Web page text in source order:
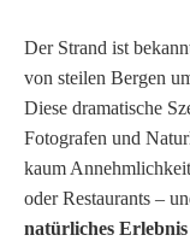
Der Strand ist
von steilen Bergen
Diese dramatische
Fotografen und
kaum
oder Restaurants –
natürliches Erlebnis